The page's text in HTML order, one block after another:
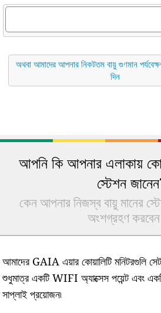
অথবা আমাদের আপনার নিকটতম বায়ু গুণমান
দিন
আপনি কি আপনার এলাকায়
স্টেশন
কেন আপনার নিজস্ব বায়ু মানের
অংশগ্রহণ করবেন
আমাদের GAIA এয়ার কোয়ালিটি মনিটরগুলি
শুধুমাত্র একটি WIFI অ্যাক্সেস পয়েন্ট এবং
সাপ্লাই প্রয়োজন৷